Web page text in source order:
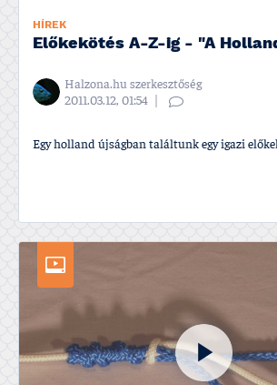
HÍREK
Előkekötés A-Z-ig - "A
Halzona.hu szerkesztőség
2011.03.12, 01:54
Egy holland újságban találtunk egy igazi